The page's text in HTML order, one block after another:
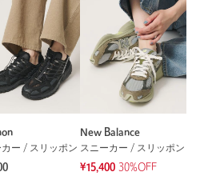
カー / スリッポン
New Balance
スニーカー / スリッポン
¥15,400 30%OFF